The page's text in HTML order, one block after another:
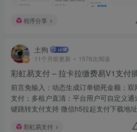
程序分享
土狗
11个月前更新 1576次阅读
彩虹易支付 – 拉卡拉缴费易V1支付
前言免输入：动态生成订单锁死金额；
支付；多租户直清：平台用户可自定义
键跳转支付支持 微信h5拉起支付下载地址
彩虹易支付